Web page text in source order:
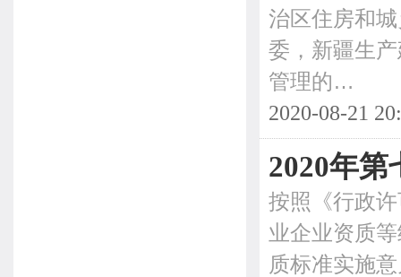
治区住房和
委，新疆生
管理的…
2020-08-21
2020年
按照《行政
业企业资质
质标准实施